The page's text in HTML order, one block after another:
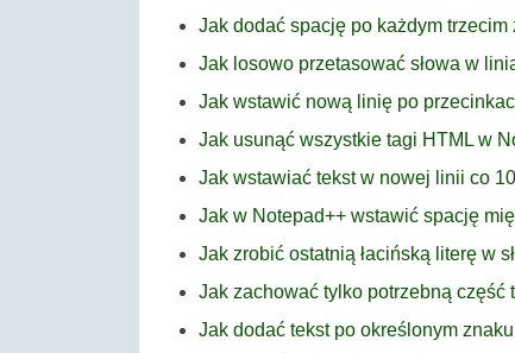
Jak dodać spację po każdym
Jak losowo przetasować słowa w
Jak wstawić nową linię po
Jak usunąć wszystkie tagi HTML w
Jak wstawiać tekst w nowej linii co
Jak w Notepad++ wstawić spację
Jak zrobić ostatnią łacińską literę w
Jak zachować tylko potrzebną część
Jak dodać tekst po określonym